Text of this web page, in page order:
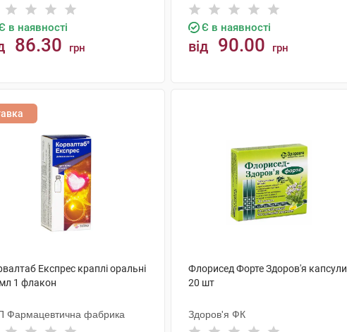
в наявності
86.30 грн
Є в наявності
від 90.00 грн
Експрес краплі оральні
1 флакон
Фармацевтична фабрика
Флорисед Форте Здоров'я капсули
20 шт
Здоров'я ФК